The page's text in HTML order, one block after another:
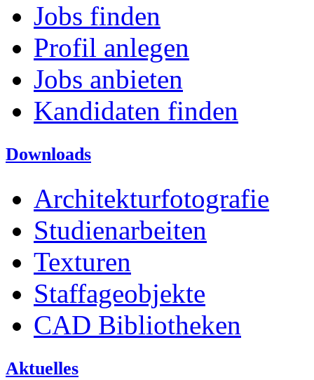
Jobs finden
Profil anlegen
Jobs anbieten
Kandidaten finden
Downloads
Architekturfotografie
Studienarbeiten
Texturen
Staffageobjekte
CAD Bibliotheken
Aktuelles